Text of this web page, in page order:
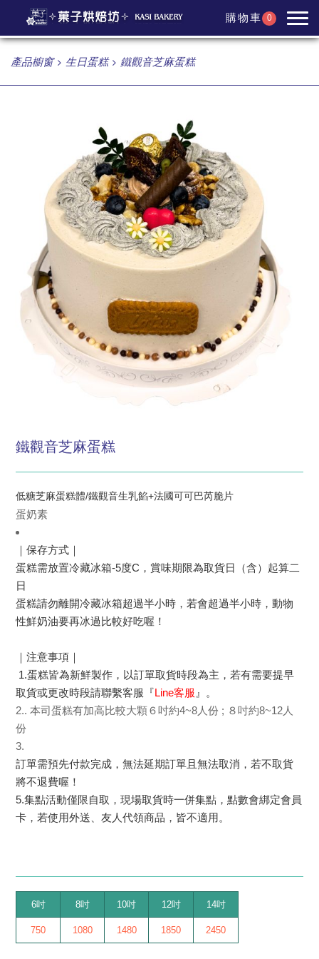
購物車 0
產品櫥窗 生日蛋糕 鐵觀音芝麻蛋糕
鐵觀音芝麻蛋糕
低糖芝麻蛋糕體/鐵觀音生乳餡+法國可可巴芮脆片
蛋奶素
｜保存方式｜
蛋糕需放置冷藏冰箱-5度C，賞味期限為取貨日（含）起算二
日
蛋糕請勿離開冷藏冰箱超過半小時，若會超過半小時，動物
性鮮奶油要再冰過比較好吃喔！
｜注意事項｜
1.蛋糕皆為新鮮製作，以訂單取貨時段為主，若有需要提早
取貨或更改時段請聯繫客服『Line客服 』。
2.. 本司蛋糕有加高比較大顆６吋約4~8人份 ; ８吋約8~12人
份
3.
訂單需預先付款完成，無法延期訂單且無法取消，若不取貨
將不退費喔！
5.集點活動僅限自取，現場取貨時一併集點，點數會綁定會員
卡，若使用外送、友人代領商品，皆不適用。
6吋 8吋 10吋 12吋 14吋
750 1080 1480 1850 2450